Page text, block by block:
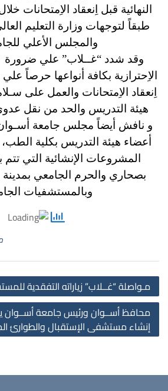
طبقاً لتوجهات وزارة التعليم
والمجلس الأعلي
وقد شدد “غــلاب” علي ضرورة
الاِحترازية بكافة أنواعها حرصاً
اِنعقاد الاِمتحانات والعمل على
هيئة التدريس والحد من نقل
و نافش أيضاً مجلس جامعة
أعضاء هيئة التدريس بكلية الطب،
المشروعات الإنشائية التي
بصحاري والحرم الجامعي بمدينة
وبالمستشفيات
مـواصلة “غــلاب” زياراته التفقدية
محافظ أســوان ورئيس جامعة
إنشاء مستشفى الإستقبال والطوارئ